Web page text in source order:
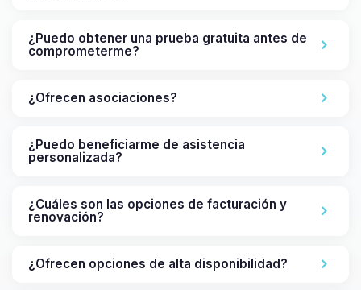
¿Puedo obtener una prueba gratuita antes de
comprometerme?
¿Ofrecen asociaciones?
¿Puedo beneficiarme de asistencia
personalizada?
¿Cuáles son las opciones de facturación y
renovación?
¿Ofrecen opciones de alta disponibilidad?